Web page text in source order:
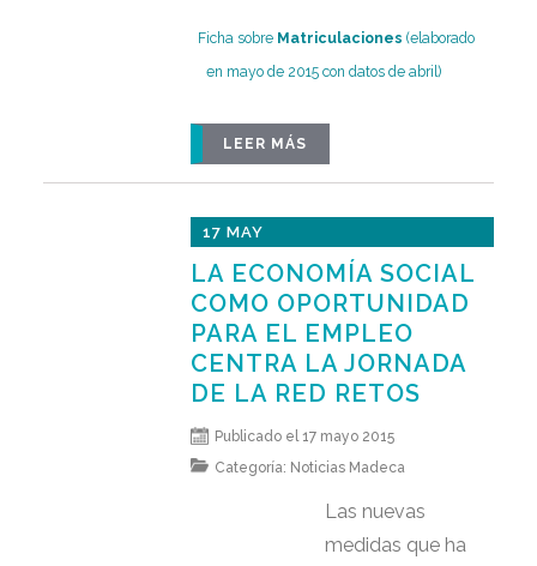
Ficha sobre Matriculaciones (elaborado
en mayo de 2015 con datos de abril)
LEER MÁS
17 MAY
LA ECONOMÍA SOCIAL
COMO OPORTUNIDAD
PARA EL EMPLEO
CENTRA LA JORNADA
DE LA RED RETOS
Publicado el 17 mayo 2015
Categoría: Noticias Madeca
Las nuevas
medidas que ha